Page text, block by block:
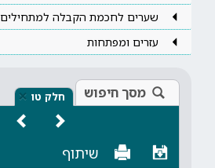
שערים לחכמת הקבלה למתחילים
עזרים ומפתחות
מסך חיפוש חלק טו ×
שיתוף